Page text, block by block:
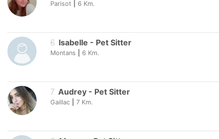
Parisot 6 Km.
6. Isabelle - Pet Sitter
Montans 6 Km.
7. Audrey - Pet Sitter
Gaillac 7 Km.